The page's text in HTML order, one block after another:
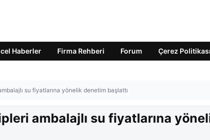
Haberler Firma Rehberi Forum Çerez Politikası
su fiyatlarına yönelik denetim başlattı
ambalajlı su fiyatlarına